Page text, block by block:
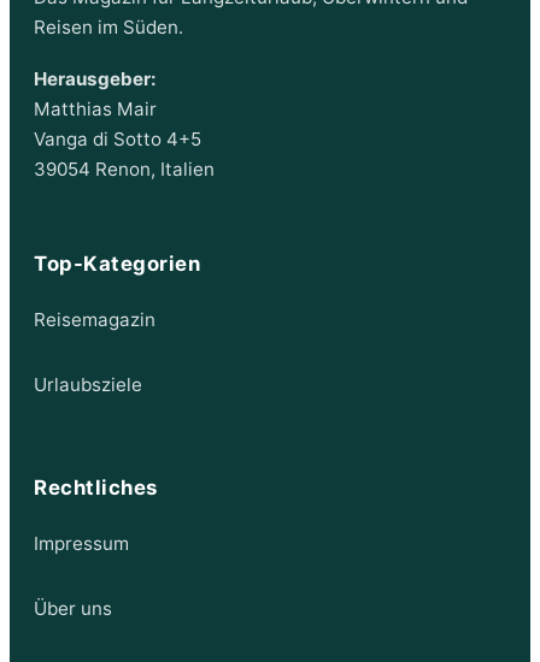
Reisen im Süden.
Herausgeber:
Matthias Mair
Vanga di Sotto 4+5
39054 Renon, Italien
Top-Kategorien
Reisemagazin
Urlaubsziele
Rechtliches
Impressum
Über uns